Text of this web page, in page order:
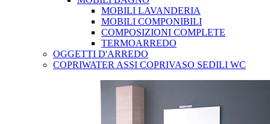
MOBILI LAVANDERIA
MOBILI COMPONIBILI
COMPOSIZIONI COMPLETE
TERMOARREDO
OGGETTI D'ARREDO
COPRIWATER ASSI COPRIVASO SEDILI WC